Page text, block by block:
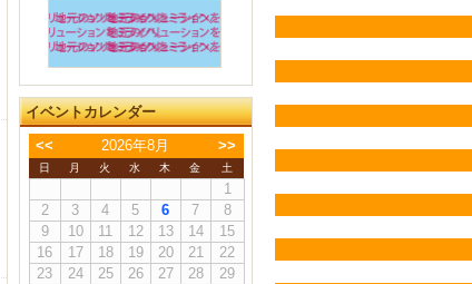
イベントカレンダー
<<
2026年8月 >>
日 月 火 水 木 金 土
1
2
3 4 5 6 7
8
9
10 11 12 13 14
15
16
17 18 19 20 21
22
23
24 25 26 27 28
29